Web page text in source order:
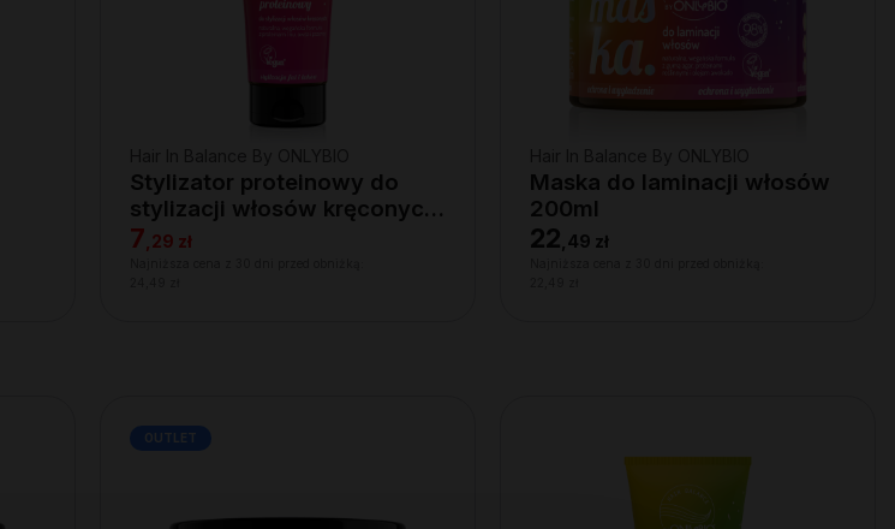
Stylizator proteinowy do
stylizacji włosów kręconych
200ml
7 29 zł
Maska do laminacji włosów
200ml
22 49 zł
OUTLET